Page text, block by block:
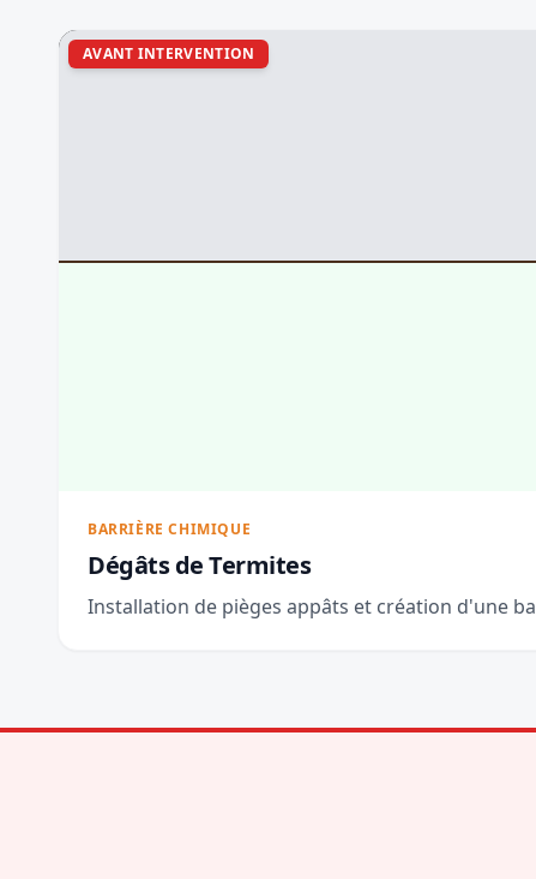
AVANT INTERVENTION
BARRIÈRE CHIMIQUE
Dégâts de Termites
Installation de pièges appâts et création d'une